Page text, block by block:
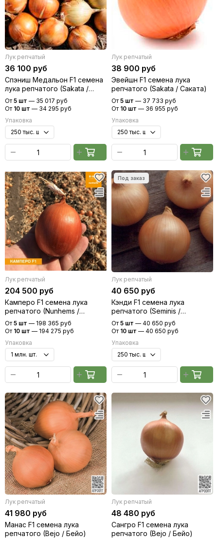
Лук репчатый
36 100 руб
Спэниш Медальон F1 семена
лука репчатого (Sakata /
Саката)
От 5 шт — 35 017 руб
От 10 шт — 34 295 руб
Упаковка
Лук репчатый
38 900 руб
Эвейшн F1 семена лука
репчатого (Sakata / Саката)
От 5 шт — 37 733 руб
От 10 шт — 36 955 руб
Упаковка
Лук репчатый
204 500 руб
Камперо F1 семена лука
репчатого (Nunhems /
Нюнемс)
От 5 шт — 198 365 руб
От 10 шт — 194 275 руб
Упаковка
Лук репчатый
40 650 руб
Кэнди F1 семена лука
репчатого (Seminis /
Семинис)
От 5 шт — 40 650 руб
От 10 шт — 40 650 руб
Упаковка
Лук репчатый
41 980 руб
Манас F1 семена лука
репчатого (Bejo / Бейо)
Лук репчатый
48 480 руб
Сангро F1 семена лука
репчатого (Bejo / Бейо)